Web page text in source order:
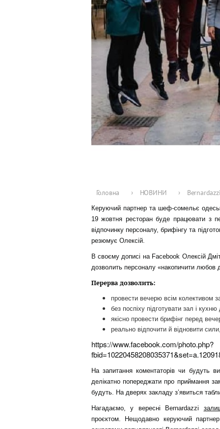
Головна › НОВИНИ ›
Керуючий партнер та шеф-сомельє
19 жовтня ресторан буде працювати з
відпочинку персоналу, брифінгу та
резюмує Олексій.
В своєму дописі на Facebook Олексій
дозволить персоналу «накопичити любов
Перерва дозволить:
провести вечерю всім колективом
без поспіху підготувати зал і кухню
якісно провести брифінг перед
реально відпочити й відновити
https://www.facebook.com/photo.php?
На запитання коментаторів чи будуть
делікатно попереджати про приймання
будуть. На дверях закладу з’явиться
Нагадаємо, у вересні Bernardazzi
проєктом. Нещодавно керуючий